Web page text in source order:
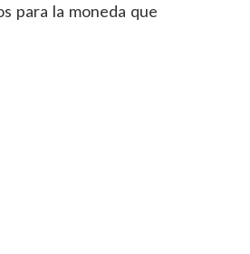
para la moneda que